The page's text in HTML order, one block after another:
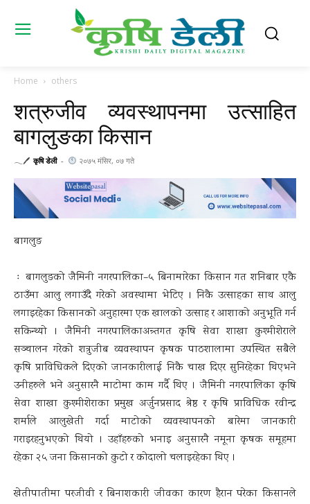
Home others
शत्रुजीव व्यवस्थापनमा उत्साहित
बागलुङका किसान
𓂃🖊 कृषि डेली - २०७५ मंसिर, ०७ गते
बागलुङ
ः बागलुङको जैमिनी नगरपालिका–५ बिनामारेका किसान गत शनिबार एकै
ठाउँमा आलु लगाउँदै गरेको अवस्थामा भेटिए । निकै उत्साहका साथ आलु
लगाइरहेका किसानको अनुहारमा एक खालको उत्साह र आशाको अनुभूति गर्न
सकिन्थ्यो । जैमिनी नगरपालिकाअन्र्तगत कृषि सेवा शाखा कुश्मीशेराले
सञ्चालन गरेको शत्रुजीब व्यवस्थापन कृषक पाठशालामा उपस्थित सबैले
कृषि प्राविधिकले दिएको जानकारीलाई निकै चाख दिएर सुनिरहेका थिएभने
उनीहरुले भने अनुसारनै माटोमा काम गर्दै थिए । जैमिनी नगरपालिका कृषि
सेवा शाखा कुश्मीशेराका प्रमुख अर्जुनप्रसाद श्रेष्ठ र कृषि प्राविधिक रवीन्द्र
शर्माले आलुखेती गर्दा माटोको व्यवस्थापनको बारेमा जानकारी
गराइरहनुभएको थियो । उहाँहरुको भनाइ अनुसारनै नमूना कृषक समूहमा
रहेका २५ जना किसानको कुटो र कोदालो चलाइरहेका थिए ।
खेतीपातीमा परजीवी र बिनाशकारी जीवका कारण हैरान परेका किसानले